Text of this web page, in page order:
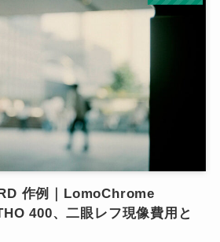
作例｜LomoChrome
400、二眼レフ現像費用と